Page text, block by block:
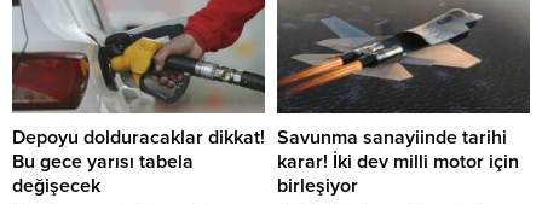
aldığı iddia edildi.
Depoyu dolduracaklar dikkat!
Bu gece yarısı tabela
değişecek
Savunma sanayiinde tarihi
karar! İki dev milli motor için
birleşiyor